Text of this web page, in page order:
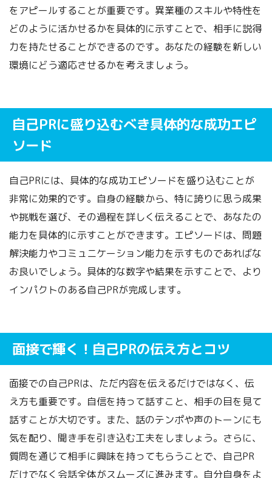
をアピールすることが重要です。異業種のスキルや特性を
どのように活かせるかを具体的に示すことで、相手に説得
力を持たせることができるのです。あなたの経験を新しい
環境にどう適応させるかを考えましょう。
自己PRに盛り込むべき具体的な成功エピ
ソード
自己PRには、具体的な成功エピソードを盛り込むことが
非常に効果的です。自身の経験から、特に誇りに思う成果
や挑戦を選び、その過程を詳しく伝えることで、あなたの
能力を具体的に示すことができます。エピソードは、問題
解決能力やコミュニケーション能力を示すものであればな
お良いでしょう。具体的な数字や結果を示すことで、より
インパクトのある自己PRが完成します。
面接で輝く！自己PRの伝え方とコツ
面接での自己PRは、ただ内容を伝えるだけではなく、伝
え方も重要です。自信を持って話すこと、相手の目を見て
話すことが大切です。また、話のテンポや声のトーンにも
気を配り、聞き手を引き込む工夫をしましょう。さらに、
質問を通じて相手に興味を持ってもらうことで、自己PR
だけでなく会話全体がスムーズに進みます。自分自身をよ